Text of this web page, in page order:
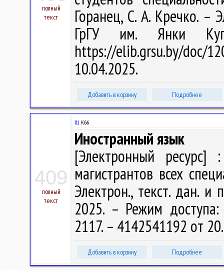
полный
текст
Горанец, С. А. Кречко. –
ГрГУ им. Янки
https://elib.grsu.by/doc/
10.04.2025.
Добавить в корзину Подробнее
409
полный
текст
81 К66
Иностранный язык
[Электронный ресурс]
магистрантов всех
Электрон., текст. дан.
2025. – Режим
2117. – 4142541192 от
Добавить в корзину Подробнее